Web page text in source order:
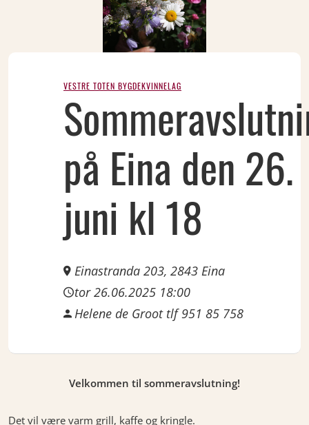
VESTRE TOTEN BYGDEKVINNELAG
på Eina den 26.
juni kl 18
Einastranda 203, 2843 Eina
tor 26.06.2025 18:00
Helene de Groot tlf 951 85 758
Velkommen til sommeravslutning!
Det vil være varm grill, kaffe og kringle.